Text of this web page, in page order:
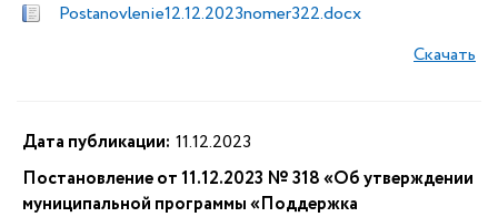
Postanovlenie12.12.2023nomer322.docx
Скачать
Дата публикации: 11.12.2023
Постановление от 11.12.2023 № 318 «Об утверждении
муниципальной программы «Поддержка